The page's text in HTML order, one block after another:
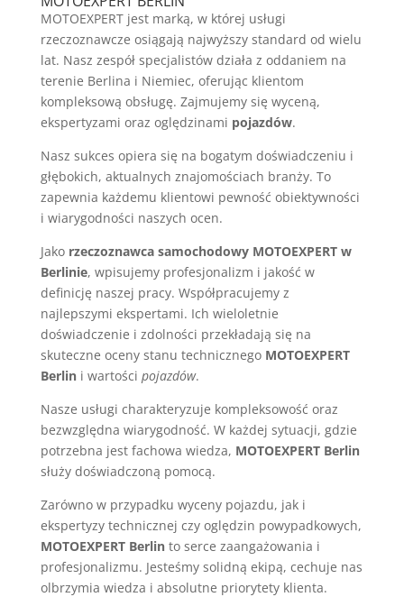
MOTOEXPERT jest marką, w której usługi
rzeczoznawcze osiągają najwyższy standard od wielu
lat. Nasz zespół specjalistów działa z oddaniem na
terenie Berlina i Niemiec, oferując klientom
kompleksową obsługę. Zajmujemy się wyceną,
ekspertyzami oraz oględzinami pojazdów.
Nasz sukces opiera się na bogatym doświadczeniu i
głębokich, aktualnych znajomościach branży. To
zapewnia każdemu klientowi pewność obiektywności
i wiarygodności naszych ocen.
Jako rzeczoznawca samochodowy MOTOEXPERT w
Berlinie, wpisujemy profesjonalizm i jakość w
definicję naszej pracy. Współpracujemy z
najlepszymi ekspertami. Ich wieloletnie
doświadczenie i zdolności przekładają się na
skuteczne oceny stanu technicznego MOTOEXPERT
Berlini wartości pojazdów.
Nasze usługi charakteryzuje kompleksowość oraz
bezwzględna wiarygodność. W każdej sytuacji, gdzie
potrzebna jest fachowa wiedza, MOTOEXPERT Berlin
służy doświadczoną pomocą.
Zarówno w przypadku wyceny pojazdu, jak i
ekspertyzy technicznej czy oględzin powypadkowych,
MOTOEXPERT Berlinto serce zaangażowania i
profesjonalizmu. Jesteśmy solidną ekipą, cechuje nas
olbrzymia wiedza i absolutne priorytety klienta.